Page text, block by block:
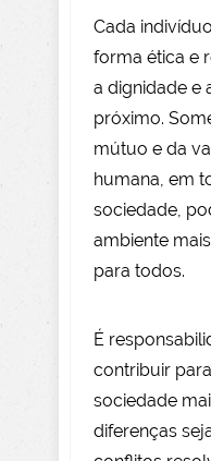
Cada
forma ética e
a dignidade e
próximo.
mútuo e da
humana, em
sociedade,
ambiente
para todos.
É
contribuir
sociedade
diferenças